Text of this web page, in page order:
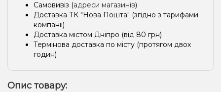
Самовивіз (адреси магазинів)
Доставка ТК "Нова Пошта" (згідно з тарифами
компанії)
Доставка містом Дніпро (від 80 грн)
Термінова доставка по місту (протягом двох
годин)
Опис товару: